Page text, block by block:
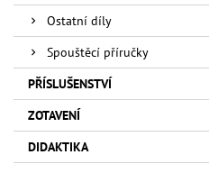
Ostatní díly
Spouštěcí příručky
PŘÍSLUŠENSTVÍ
ZOTAVENÍ
DIDAKTIKA